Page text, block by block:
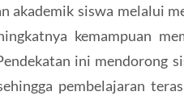
akademik siswa melalui
kemampuan
ini mendorong
pembelajaran